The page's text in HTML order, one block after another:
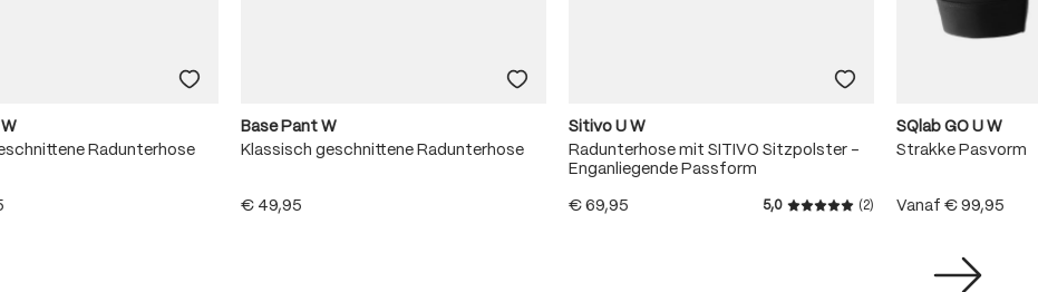
5 van 5 sterren
Radunterhose
Base Pant W
Klassisch geschnittene Radunterhose
€ 49,95
Sitivo U W
Radunterhose mit SITIVO Sitzpolster -
Enganliegende Passform
€ 69,95 5,0
Gemiddelde waardering van
(2)
SQlab GO U W
Strakke Pasvorm
Vanaf € 99,95